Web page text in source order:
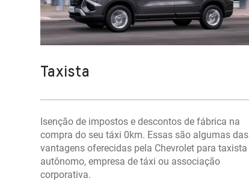
Taxista
Isenção de impostos e descontos de fábrica na
compra do seu táxi 0km. Essas são algumas das
vantagens oferecidas pela Chevrolet para taxista
autônomo, empresa de táxi ou associação
corporativa.